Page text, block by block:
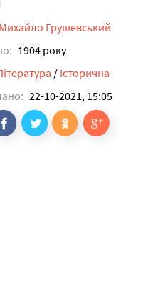
Грушевський
1904 року
/ Історична
22-10-2021, 15:05